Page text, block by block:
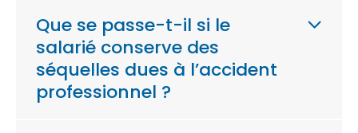
Que se passe-t-il si le
salarié conserve des
séquelles dues à l’accident
professionnel ?